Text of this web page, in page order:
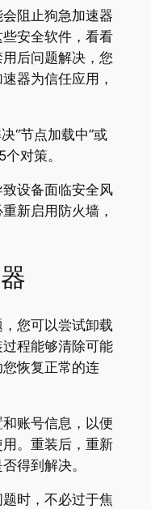
阻止狗急加速器
安全软件，看看
后问题解决，您
器为信任应用，
设备面临安全风
新启用防火墙，
您可以尝试卸载
程能够清除可能
恢复正常的连
账号信息，以便
。重装后，重新
得到解决。
时，不必过于焦